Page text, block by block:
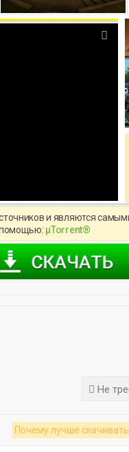
и являются
помощью: μTorrent®
Не
Почему лучше скачивать